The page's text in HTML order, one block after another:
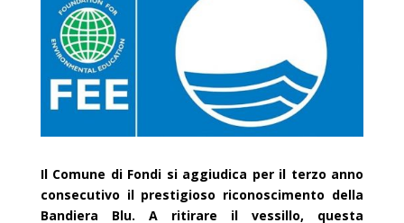
Il Comune di Fondi si aggiudica per il terzo anno
consecutivo il prestigioso riconoscimento della
Bandiera Blu. A ritirare il vessillo, questa